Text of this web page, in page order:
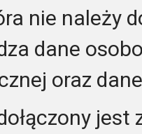
nie należy
dane
oraz
jest